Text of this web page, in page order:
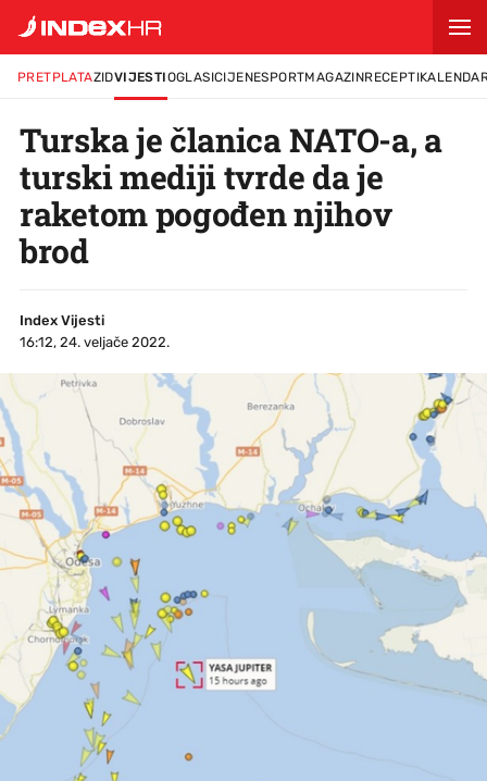
PRETPLATAZIDVIJESTIOGLASICIJENESPORTMAGAZINRECEPTI
Turska je članica NATO-a, a
turski mediji tvrde da je
raketom pogođen njihov
brod
Index Vijesti
16:12, 24. veljače 2022.